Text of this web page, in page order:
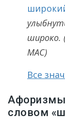
широко.
МАС)
Все
Афоризмы
словом